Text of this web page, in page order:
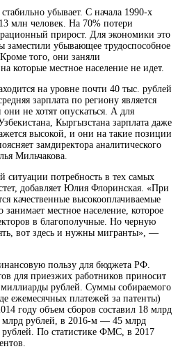
убывает. С начала 1990-х
млн человек. На 70% потери
прирост. Для экономики это
заместили убывающее трудоспособное
того, они заняли
которые местное население не идет.
на уровне почти 40 тыс. рублей
зарплата по региону является
не хотят опускаться. А для
Кыргызстана зарплата даже
высокой, и они на такие позиции
замдиректора аналитического
Мильчакова.
потребность в тех самых
добавляет Юлия Флоринская. «При
качественные высокооплачиваемые
местное население, которое
в благополучные. Но черную
вот здесь и нужны мигранты», —
пользу для бюджета РФ.
для приезжих работников приносит
рублей. Суммы собираемого
ежемесячных платежей за патенты)
году объем сборов составил 18 млрд
рублей, в 2016-м — 45 млрд
По статистике ФМС, в 2017